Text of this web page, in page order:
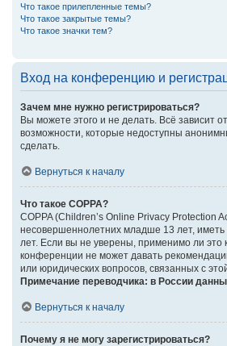
Что такое прилепленные темы?
Что такое закрытые темы?
Что такое значки тем?
Вход на конференцию и
Зачем мне нужно регистрироваться?
Вы можете этого и не делать. Всё зависит
возможности, которые недоступны
сделать.
Вернуться к началу
Что такое COPPA?
COPPA (Children’s Online Privacy Protection
несовершеннолетних младше 13 лет,
лет. Если вы не уверены, применимо ли это
конференции не может давать
или юридических вопросов, связанных с
Примечание переводчика: в России
Вернуться к началу
Почему я не могу зарегистрироваться?